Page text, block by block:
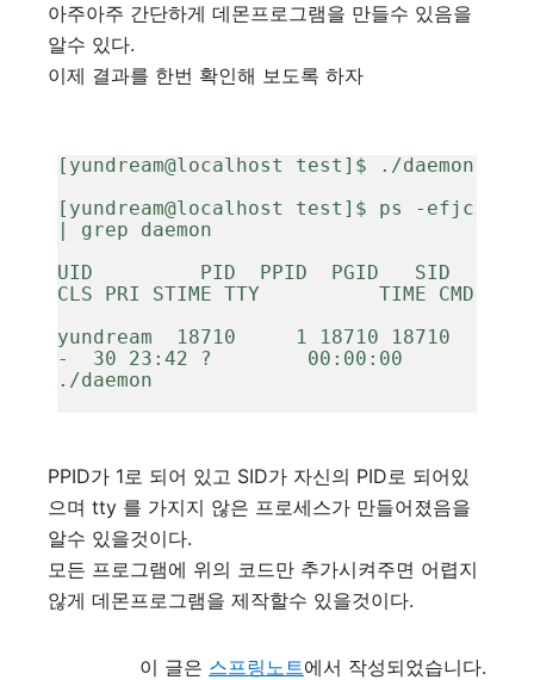
아주아주 간단하게 데몬프로그램을 만들수 있음을
알수 있다.
이제 결과를 한번 확인해 보도록 하자
[yundream@localhost test]$ ./daemon
[yundream@localhost test]$ ps -efjc
| grep daemon
UID         PID  PPID  PGID   SID
CLS PRI STIME TTY          TIME CMD
yundream  18710     1 18710 18710
-  30 23:42 ?        00:00:00
./daemon
PPID가 1로 되어 있고 SID가 자신의 PID로 되어있
으며 tty 를 가지지 않은 프로세스가 만들어졌음을
알수 있을것이다.
모든 프로그램에 위의 코드만 추가시켜주면 어렵지
않게 데몬프로그램을 제작할수 있을것이다.
이 글은 스프링노트에서 작성되었습니다.